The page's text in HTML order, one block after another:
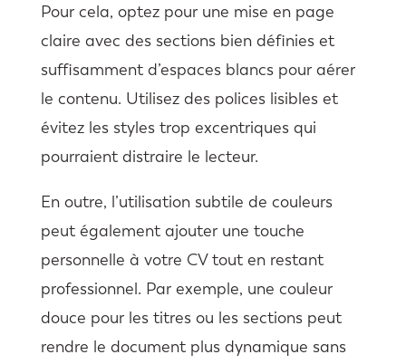
Pour cela, optez pour une mise en page
claire avec des sections bien définies et
suffisamment d’espaces blancs pour aérer
le contenu. Utilisez des polices lisibles et
évitez les styles trop excentriques qui
pourraient distraire le lecteur.
En outre, l’utilisation subtile de couleurs
peut également ajouter une touche
personnelle à votre CV tout en restant
professionnel. Par exemple, une couleur
douce pour les titres ou les sections peut
rendre le document plus dynamique sans